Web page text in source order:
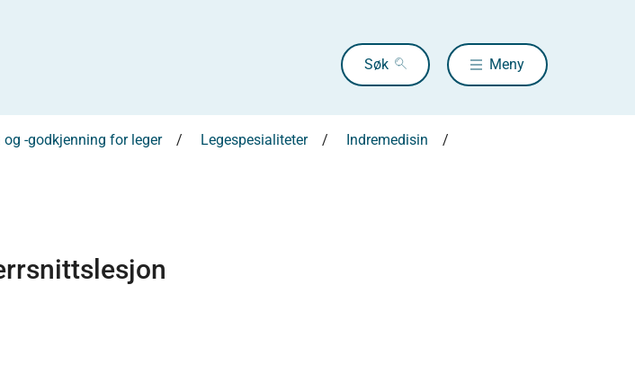
Søk Meny
-godkjenning for leger Legespesialiteter
Indremedisin